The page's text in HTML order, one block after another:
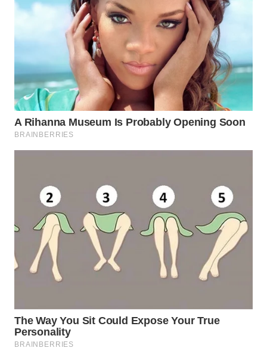
WN
TAPANULI
UTARA
WN
SAMOSIR
LAWAS
WN
SUMEDANG
WN
WN
KEPULAUAN
SERIBU